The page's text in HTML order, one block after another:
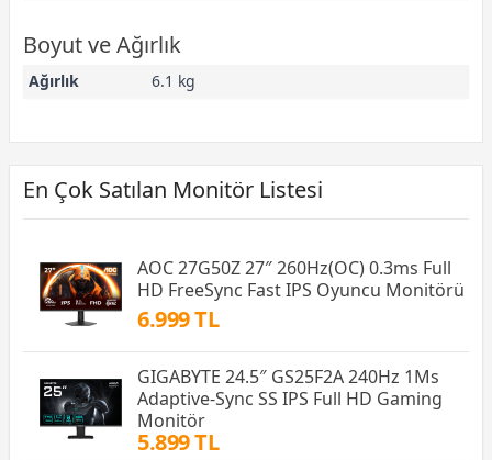
Boyut ve Ağırlık
Ağırlık 6.1 kg
En Çok Satılan Monitör Listesi
AOC 27G50Z 27″ 260Hz(OC) 0.3ms Full
HD FreeSync Fast IPS Oyuncu Monitörü
6.999 TL
GIGABYTE 24.5″ GS25F2A 240Hz 1Ms
Adaptive-Sync SS IPS Full HD Gaming
Monitör
5.899 TL